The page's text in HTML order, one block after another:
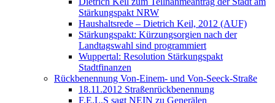
Stärkungspakt NRW
Haushaltsrede – Dietrich Keil, 2012 (AUF)
Stärkungspakt: Kürzungsorgien nach der
Landtagswahl sind programmiert
Wuppertal: Resolution Stärkungspakt
Stadtfinanzen
Rückbenennung Von-Einem- und Von-Seeck-Straße
18.11.2012 Straßenrückbenennung
F.E.L.S sagt NEIN zu Generälen